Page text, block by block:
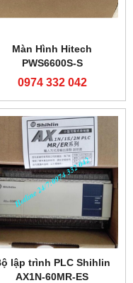
Màn Hình Hitech
PWS6600S-S
0974 332 042
lập trình PLC Shihlin
AX1N-60MR-ES